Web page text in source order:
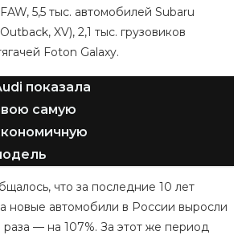
5,5 тыс. автомобилей Subaru
XV), 2,1 тыс. грузовиков
Foton Galaxy.
показала
самую
что за последние 10 лет
новые автомобили в России выросли
— на 107%. За этот же период